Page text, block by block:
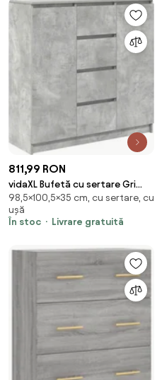
811,99 RON
vidaXL Bufetă cu sertare Gri
beton 100,5x35x98,5 cm Lemn
prelucrat
98,5×100,5×35 cm, cu sertare, cu
ușă
În stoc
Livrare gratuită